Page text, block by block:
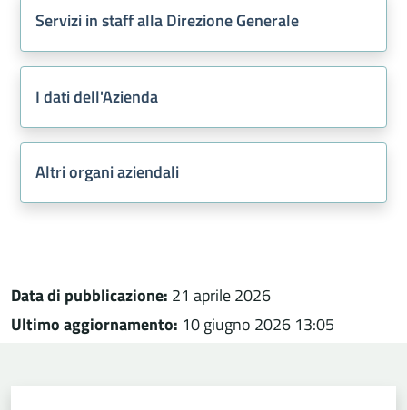
Servizi in staff alla Direzione Generale
I dati dell'Azienda
Altri organi aziendali
Data di pubblicazione: 21 aprile 2026
Ultimo aggiornamento: 10 giugno 2026 13:05